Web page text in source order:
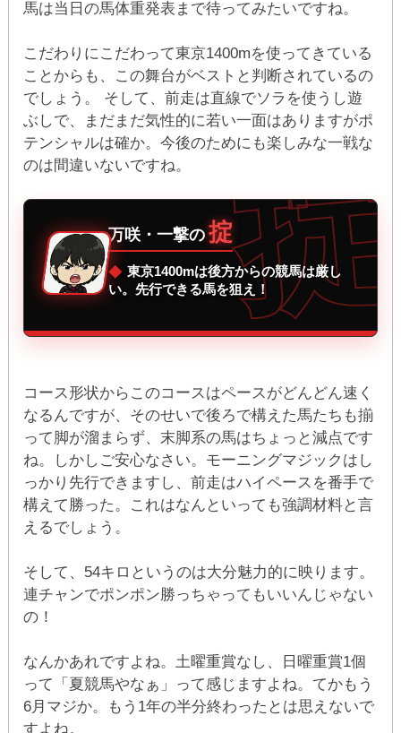
馬は当日の馬体重発表まで待ってみたいですね。
こだわりにこだわって東京1400mを使ってきている
ことからも、この舞台がベストと判断されているの
でしょう。 そして、前走は直線でソラを使うし遊
ぶしで、まだまだ気性的に若い一面はありますがポ
テンシャルは確か。今後のためにも楽しみな一戦な
のは間違いないですね。
掟
万咲・一撃の 掟
◆ 東京1400mは後方からの競馬は厳し
い。先行できる馬を狙え！
コース形状からこのコースはペースがどんどん速く
なるんですが、そのせいで後ろで構えた馬たちも揃
って脚が溜まらず、末脚系の馬はちょっと減点です
ね。しかしご安心なさい。モーニングマジックはし
っかり先行できますし、前走はハイペースを番手で
構えて勝った。これはなんといっても強調材料と言
えるでしょう。
そして、54キロというのは大分魅力的に映ります。
連チャンでポンポン勝っちゃってもいいんじゃない
の！
なんかあれですよね。土曜重賞なし、日曜重賞1個
って「夏競馬やなぁ」って感じますよね。てかもう
6月マジか。もう1年の半分終わったとは思えないで
すよね。